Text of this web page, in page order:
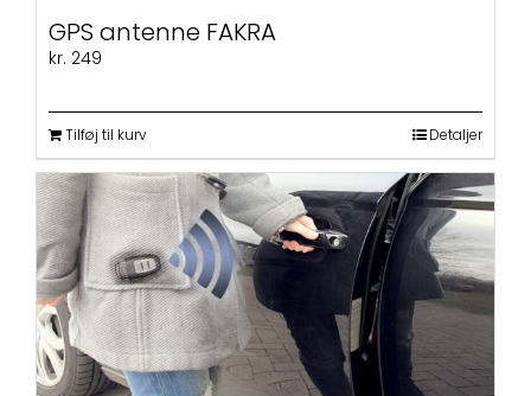
GPS antenne FAKRA
kr. 249
Tilføj til kurv Detaljer